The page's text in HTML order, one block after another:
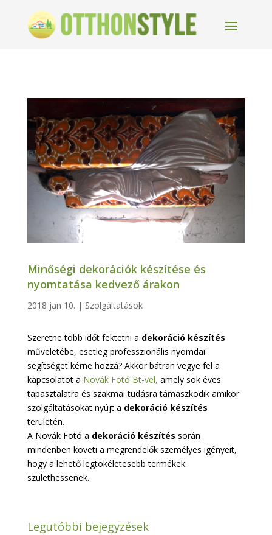
Minőségi dekorációk készítése és
nyomtatása kedvező árakon
2018 jan 10. | Szolgáltatások
Szeretne több időt fektetni a dekoráció készítés
műveletébe, esetleg professzionális nyomdai
segítséget kérne hozzá? Akkor bátran vegye fel a
kapcsolatot a Novák Fotó Bt-vel, amely sok éves
tapasztalatra és szakmai tudásra támaszkodik amikor
szolgáltatásokat nyújt a dekoráció készítés
területén.
A Novák Fotó a dekoráció készítés során
mindenben követi a megrendelők személyes igényeit,
hogy a lehető legtökéletesebb termékek
születhessenek.
Legutóbbi bejegyzések